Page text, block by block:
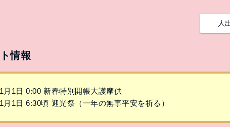
人
情報
月1日 0:00 新春特別開帳大護摩供
月1日 6:30頃 迎光祭（一年の無事平安を祈る）